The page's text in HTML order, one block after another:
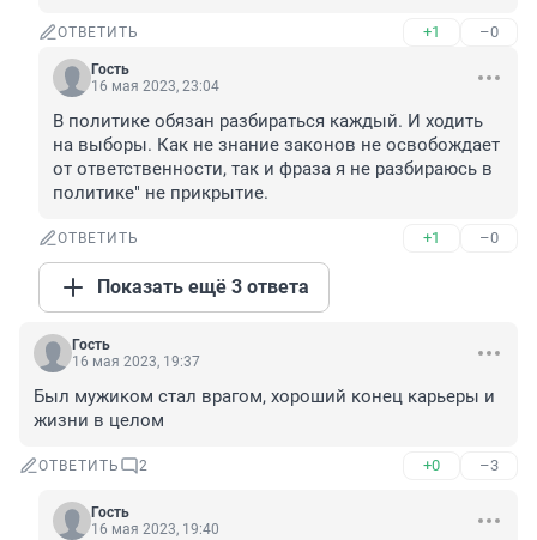
ОТВЕТИТЬ +1 –0
Гость
16 мая 2023, 23:04
В политике обязан разбираться каждый. И ходить
на выборы. Как не знание законов не освобождает
от ответственности, так и фраза я не разбираюсь в
политике" не прикрытие.
ОТВЕТИТЬ +1 –0
Показать ещё 3 ответа
Гость
16 мая 2023, 19:37
Был мужиком стал врагом, хороший конец карьеры и
жизни в целом
ОТВЕТИТЬ 2 +0 –3
Гость
16 мая 2023, 19:40